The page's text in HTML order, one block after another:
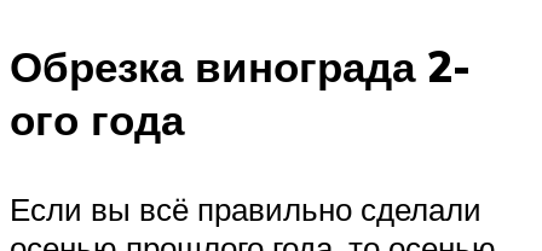
Обрезка винограда 2-
ого года
Если вы всё правильно сделали